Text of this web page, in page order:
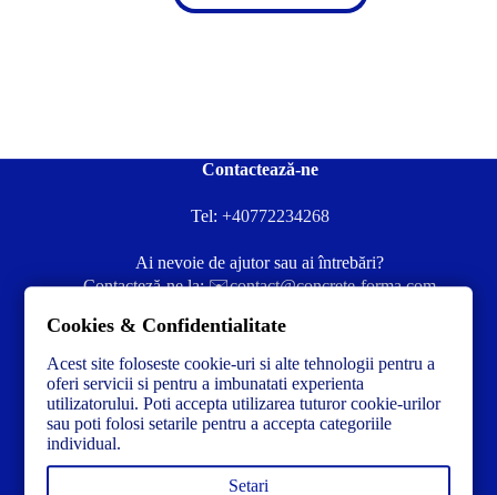
Contactează-ne
Tel: +40772234268
Ai nevoie de ajutor sau ai întrebări?
Contacteză-ne la:✉️contact@concrete-forma.com
Cookies & Confidentialitate
Acest site foloseste cookie-uri si alte tehnologii pentru a
oferi servicii si pentru a imbunatati experienta
utilizatorului. Poti accepta utilizarea tuturor cookie-urilor
sau poti folosi setarile pentru a accepta categoriile
individual.
Setari